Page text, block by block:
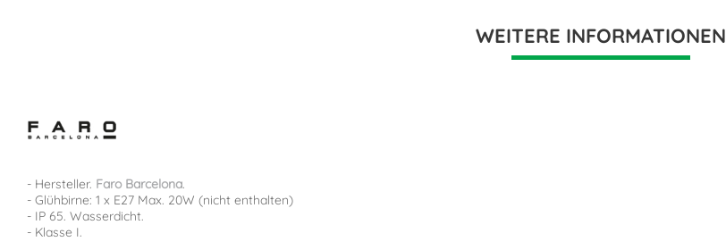
WEITERE INFORMATIONEN
- Hersteller. Faro Barcelona.
- Glühbirne: 1 x E27 Max. 20W (nicht enthalten)
- IP 65. Wasserdicht.
- Klasse I.